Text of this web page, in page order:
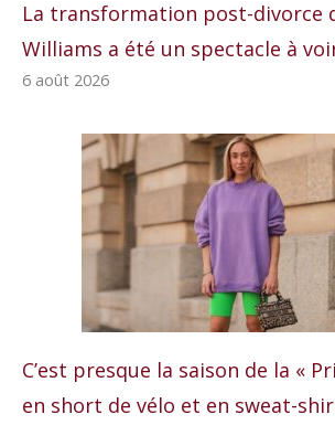
La transformation post-divorce
Williams a été un spectacle à
6 août 2026
C’est presque la saison de la «
en short de vélo et en sweat-